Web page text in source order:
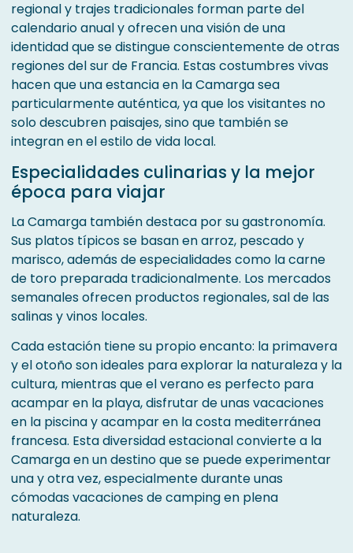
regional y trajes tradicionales forman parte del
calendario anual y ofrecen una visión de una
identidad que se distingue conscientemente de otras
regiones del sur de Francia. Estas costumbres vivas
hacen que una estancia en la Camarga sea
particularmente auténtica, ya que los visitantes no
solo descubren paisajes, sino que también se
integran en el estilo de vida local.
Especialidades culinarias y la mejor
época para viajar
La Camarga también destaca por su gastronomía.
Sus platos típicos se basan en arroz, pescado y
marisco, además de especialidades como la carne
de toro preparada tradicionalmente. Los mercados
semanales ofrecen productos regionales, sal de las
salinas y vinos locales.
Cada estación tiene su propio encanto: la primavera
y el otoño son ideales para explorar la naturaleza y la
cultura, mientras que el verano es perfecto para
acampar en la playa, disfrutar de unas vacaciones
en la piscina y acampar en la costa mediterránea
francesa. Esta diversidad estacional convierte a la
Camarga en un destino que se puede experimentar
una y otra vez, especialmente durante unas
cómodas vacaciones de camping en plena
naturaleza.